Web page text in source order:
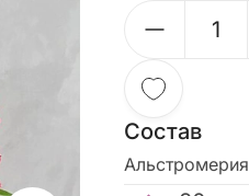
Состав
Альстромерия